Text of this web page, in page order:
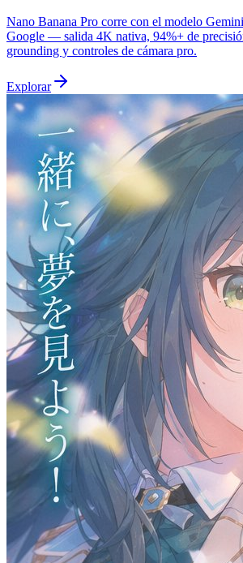
Nano Banana Pro corre con el modelo
Google — salida 4K nativa, 94%+ de
grounding y controles de cámara pro.
Explorar